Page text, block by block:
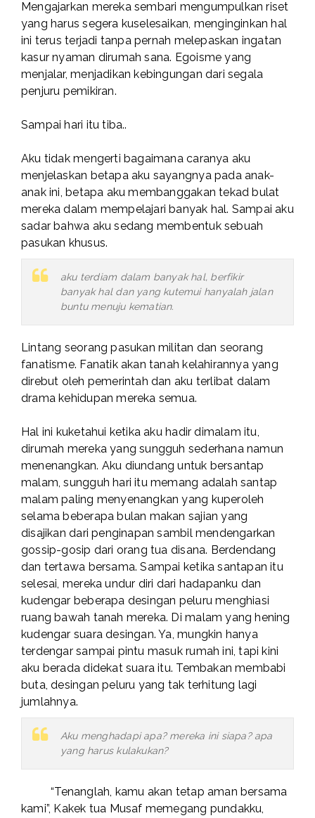
Mengajarkan mereka sembari mengumpulkan riset
yang harus segera kuselesaikan, menginginkan hal
ini terus terjadi tanpa pernah melepaskan ingatan
kasur nyaman dirumah sana. Egoisme yang
menjalar, menjadikan kebingungan dari segala
penjuru pemikiran.
Sampai hari itu tiba..
Aku tidak mengerti bagaimana caranya aku
menjelaskan betapa aku sayangnya pada anak-
anak ini, betapa aku membanggakan tekad bulat
mereka dalam mempelajari banyak hal. Sampai aku
sadar bahwa aku sedang membentuk sebuah
pasukan khusus.
aku terdiam dalam banyak hal, berfikir
banyak hal dan yang kutemui hanyalah jalan
buntu menuju kematian.
Lintang seorang pasukan militan dan seorang
fanatisme. Fanatik akan tanah kelahirannya yang
direbut oleh pemerintah dan aku terlibat dalam
drama kehidupan mereka semua.
Hal ini kuketahui ketika aku hadir dimalam itu,
dirumah mereka yang sungguh sederhana namun
menenangkan. Aku diundang untuk bersantap
malam, sungguh hari itu memang adalah santap
malam paling menyenangkan yang kuperoleh
selama beberapa bulan makan sajian yang
disajikan dari penginapan sambil mendengarkan
gossip-gosip dari orang tua disana. Berdendang
dan tertawa bersama. Sampai ketika santapan itu
selesai, mereka undur diri dari hadapanku dan
kudengar beberapa desingan peluru menghiasi
ruang bawah tanah mereka. Di malam yang hening
kudengar suara desingan. Ya, mungkin hanya
terdengar sampai pintu masuk rumah ini, tapi kini
aku berada didekat suara itu. Tembakan membabi
buta, desingan peluru yang tak terhitung lagi
jumlahnya.
Aku menghadapi apa? mereka ini siapa? apa
yang harus kulakukan?
“Tenanglah, kamu akan tetap aman bersama
kami”, Kakek tua Musaf memegang pundakku,